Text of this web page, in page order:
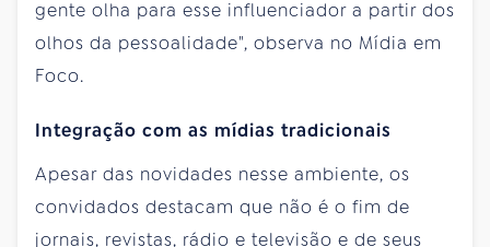
gente olha para esse influenciador a partir dos
olhos da pessoalidade", observa no Mídia em
Foco.
Integração com as mídias tradicionais
Apesar das novidades nesse ambiente, os
convidados destacam que não é o fim de
jornais, revistas, rádio e televisão e de seus